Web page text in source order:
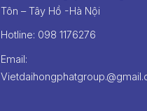
Tôn – Tây Hồ -Hà Nội
Hotline: ‭098 1176276‬
Email: